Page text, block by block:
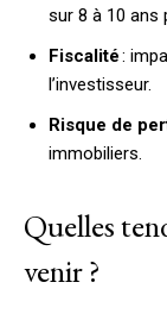
sur 8 à 10 ans
Fiscalité:
l’investisseur.
Risque de
immobiliers.
Quelles
venir ?